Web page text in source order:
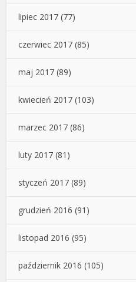
lipiec 2017 (77)
czerwiec 2017 (85)
maj 2017 (89)
kwiecień 2017 (103)
marzec 2017 (86)
luty 2017 (81)
styczeń 2017 (89)
grudzień 2016 (91)
listopad 2016 (95)
październik 2016 (105)